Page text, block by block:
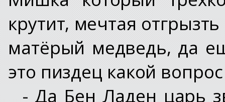
крутит, мечтая
матёрый медведь, да
это пиздец какой
- Да Бен Ладен царь